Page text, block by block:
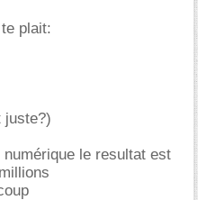
plait:
juste?)
le resultat est